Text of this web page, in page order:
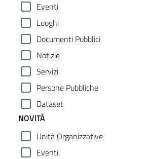
Eventi
Luoghi
Documenti Pubblici
Notizie
Servizi
Persone Pubbliche
Dataset
NOVITÀ
Unità Organizzative
Eventi